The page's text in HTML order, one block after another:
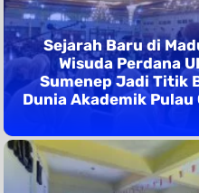
Sejarah Baru di
Wisuda Perdana
Sumenep Jadi Titik
Dunia Akademik Pulau